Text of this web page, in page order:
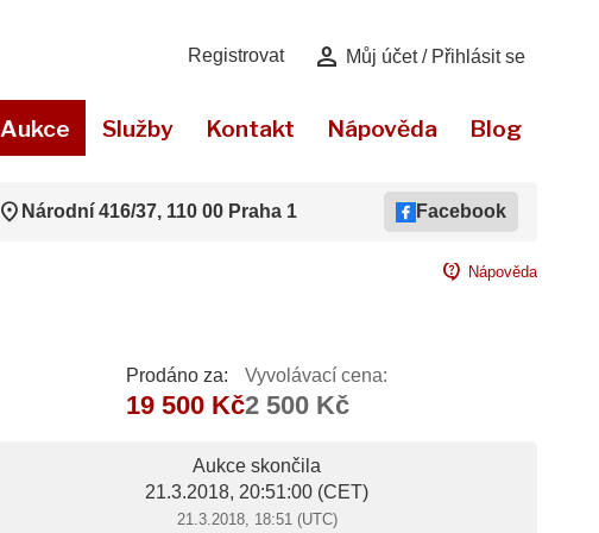
Registrovat person Můj účet / Přihlásit se
Aukce Služby Kontakt Nápověda Blog
location_on Národní 416/37, 110 00 Praha 1 Facebook
contact_support Nápověda
Prodáno za:
19 500 Kč
Vyvolávací cena:
2 500 Kč
Aukce skončila
21.3.2018, 20:51:00 (CET)
21.3.2018, 18:51 (UTC)